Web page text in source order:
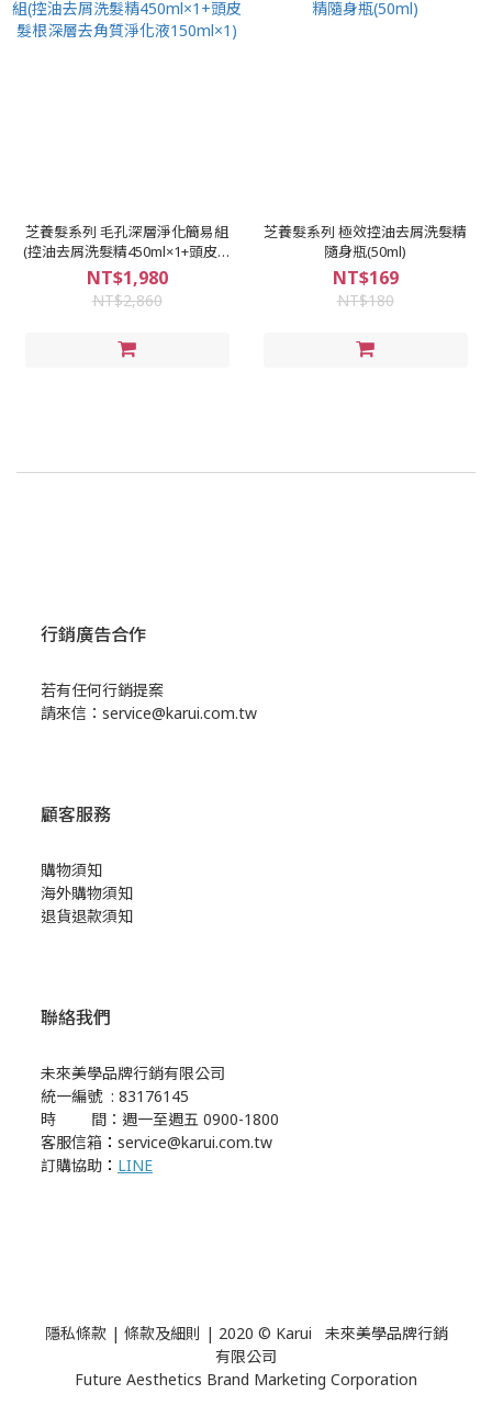
芝養髮系列 毛孔深層淨化簡易組
(控油去屑洗髮精450ml×1+頭皮髮
根深層去角質淨化液150ml×1)
NT$1,980
NT$2,860
芝養髮系列 極效控油去屑洗髮精
隨身瓶(50ml)
NT$169
NT$180
行銷廣告合作
若有任何行銷提案
請來信：service@karui.com.tw
顧客服務
購物須知
海外購物須知
退貨退款須知
聯絡我們
未來美學品牌行銷有限公司
統一編號 : 83176145
時 間：週一至週五 0900-1800
客服信箱 ： service@karui.com.tw
訂購協助 ： LINE
隱私條款 | 條款及細則 | 2020 © Karui 未來美學品牌行銷
有限公司
Future Aesthetics Brand Marketing Corporation